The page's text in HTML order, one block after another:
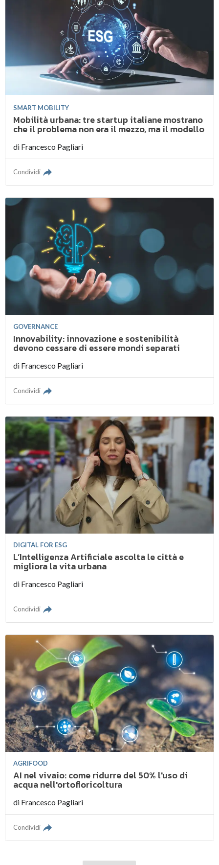
SMART MOBILITY
Mobilità urbana: tre startup italiane mostrano
che il problema non era il mezzo, ma il modello
di Francesco Pagliari
Condividi
GOVERNANCE
Innovability: innovazione e sostenibilità
devono cessare di essere mondi separati
di Francesco Pagliari
Condividi
DIGITAL FOR ESG
L’Intelligenza Artificiale ascolta le città e
migliora la vita urbana
di Francesco Pagliari
Condividi
AGRIFOOD
AI nel vivaio: come ridurre del 50% l'uso di
acqua nell'ortofloricoltura
di Francesco Pagliari
Condividi